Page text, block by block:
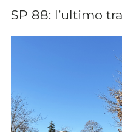
SP 88: l’ultimo